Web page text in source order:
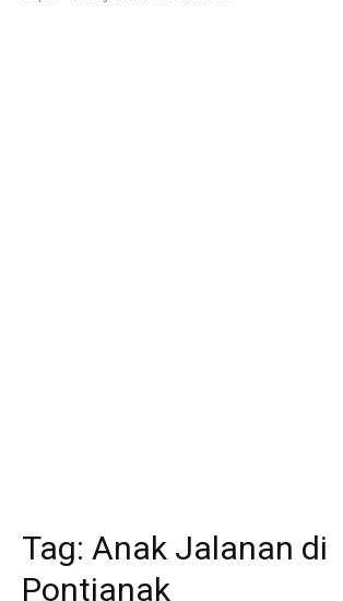
Tag: Anak Jalanan di
Pontianak